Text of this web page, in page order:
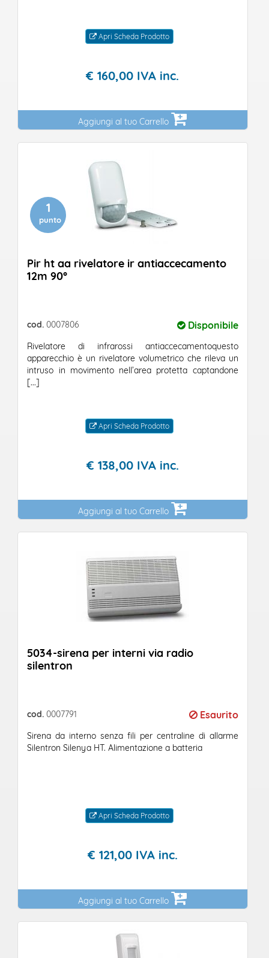
Apri Scheda Prodotto
€160,00 IVA inc.
Aggiungi al tuo Carrello
1
punto
Pir ht aa rivelatore ir antiaccecamento
12m 90°
cod.0007806 Disponibile
Rivelatore di infrarossi antiaccecamentoquesto
apparecchio è un rivelatore volumetrico che rileva un
intruso in movimento nell’area protetta captandone
[...]
Apri Scheda Prodotto
€ 138,00 IVA inc.
Aggiungi al tuo Carrello
5034-sirena per interni via radio
silentron
cod.0007791 Esaurito
Sirena da interno senza fili per centraline di allarme
Silentron Silenya HT. Alimentazione a batteria
Apri Scheda Prodotto
€ 121,00 IVA inc.
Aggiungi al tuo Carrello